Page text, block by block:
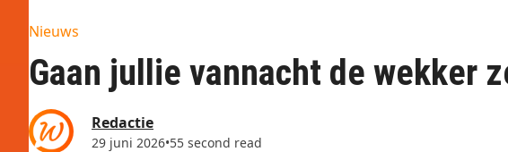
Nieuws
Gaan jullie vannacht de wekker
Redactie
29 juni 2026•55 second read